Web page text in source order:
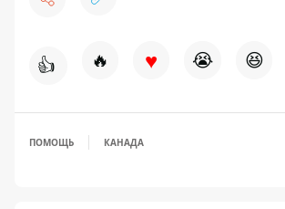
👍 🔥 ♥ 😭 😆
ПОМОЩЬ КАНАДА